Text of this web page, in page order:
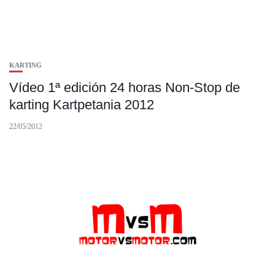
KARTING
Vídeo 1ª edición 24 horas Non-Stop de
karting Kartpetania 2012
22/05/2012